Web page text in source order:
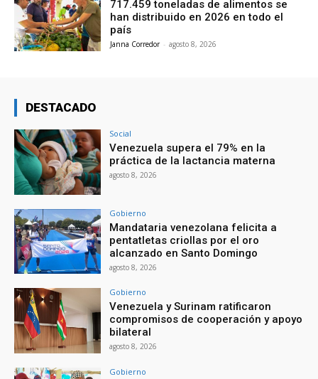
717.459 toneladas de alimentos se
han distribuido en 2026 en todo el
país
Janna Corredor - agosto 8, 2026
DESTACADO
Social
Venezuela supera el 79% en la
práctica de la lactancia materna
agosto 8, 2026
Gobierno
Mandataria venezolana felicita a
pentatletas criollas por el oro
alcanzado en Santo Domingo
agosto 8, 2026
Gobierno
Venezuela y Surinam ratificaron
compromisos de cooperación y apoyo
bilateral
agosto 8, 2026
Gobierno